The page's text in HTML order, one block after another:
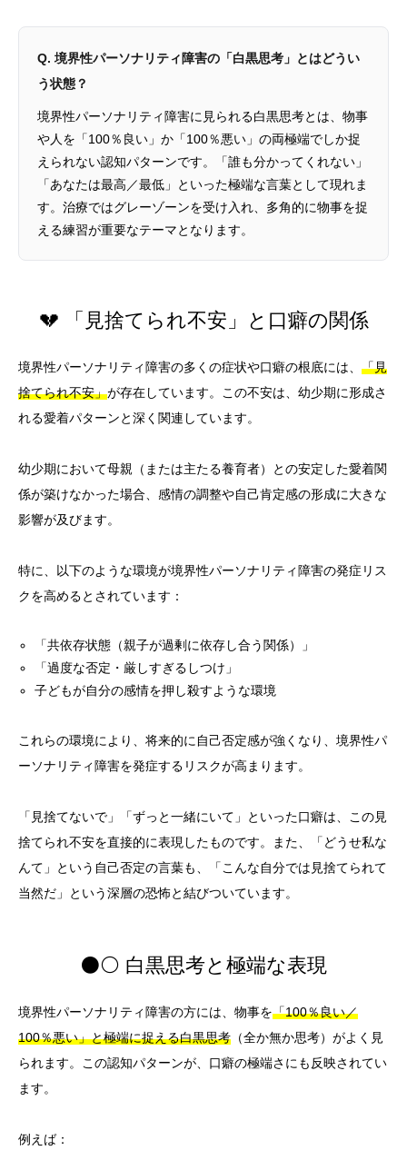
Q. 境界性パーソナリティ障害の「白黒思考」とはどうい
う状態？
境界性パーソナリティ障害に見られる白黒思考とは、物事
や人を「100％良い」か「100％悪い」の両極端でしか捉
えられない認知パターンです。「誰も分かってくれない」
「あなたは最高／最低」といった極端な言葉として現れま
す。治療ではグレーゾーンを受け入れ、多角的に物事を捉
える練習が重要なテーマとなります。
💔 「見捨てられ不安」と口癖の関係
境界性パーソナリティ障害の多くの症状や口癖の根底には、 「見
捨てられ不安」が存在しています。この不安は、幼少期に形成さ
れる愛着パターンと深く関連しています。
幼少期において母親（または主たる養育者）との安定した愛着関
係が築けなかった場合、感情の調整や自己肯定感の形成に大きな
影響が及びます。
特に、以下のような環境が境界性パーソナリティ障害の発症リス
クを高めるとされています：
「共依存状態（親子が過剰に依存し合う関係）」
「過度な否定・厳しすぎるしつけ」
子どもが自分の感情を押し殺すような環境
これらの環境により、将来的に自己否定感が強くなり、境界性パ
ーソナリティ障害を発症するリスクが高まります。
「見捨てないで」「ずっと一緒にいて」といった口癖は、この見
捨てられ不安を直接的に表現したものです。また、「どうせ私な
んて」という自己否定の言葉も、「こんな自分では見捨てられて
当然だ」という深層の恐怖と結びついています。
⚫⚪ 白黒思考と極端な表現
境界性パーソナリティ障害の方には、物事を「100％良い／
100％悪い」と極端に捉える白黒思考 （全か無か思考）がよく見
られます。この認知パターンが、口癖の極端さにも反映されてい
ます。
例えば：